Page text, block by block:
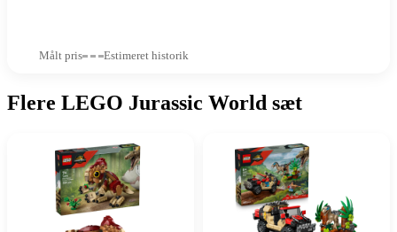
Målt pris Estimeret historik
Flere LEGO Jurassic World sæt